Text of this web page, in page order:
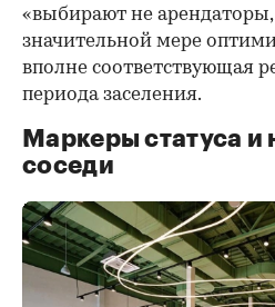
«выбирают не
значительной мере
вполне соответствующая
периода заселения.
Маркеры статуса
соседи